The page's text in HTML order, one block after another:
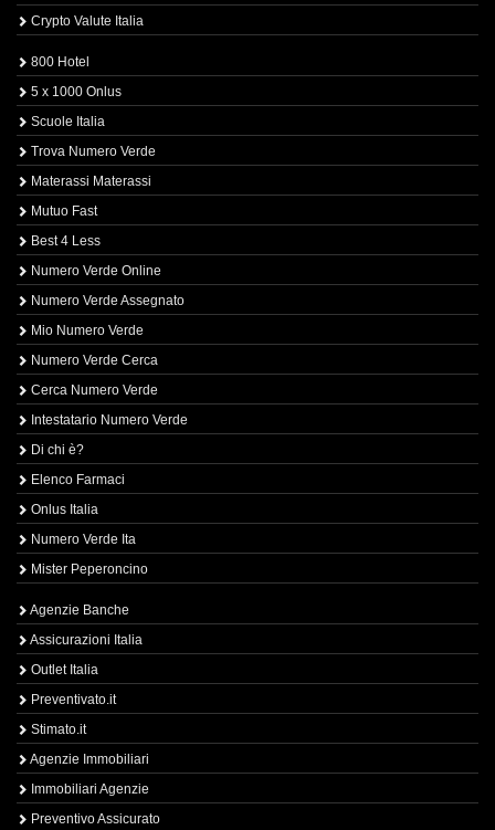
Crypto Valute Italia
800 Hotel
5 x 1000 Onlus
Scuole Italia
Trova Numero Verde
Materassi Materassi
Mutuo Fast
Best 4 Less
Numero Verde Online
Numero Verde Assegnato
Mio Numero Verde
Numero Verde Cerca
Cerca Numero Verde
Intestatario Numero Verde
Di chi è?
Elenco Farmaci
Onlus Italia
Numero Verde Ita
Mister Peperoncino
Agenzie Banche
Assicurazioni Italia
Outlet Italia
Preventivato.it
Stimato.it
Agenzie Immobiliari
Immobiliari Agenzie
Preventivo Assicurato